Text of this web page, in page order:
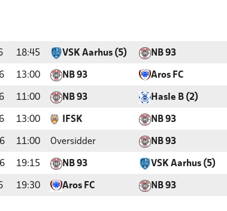
18:45 VSK Aarhus (5) NB 93
13:00 NB 93 Aros FC
11:00 NB 93 Hasle B (2)
13:00 IFSK NB 93
11:00 Oversidder NB 93
19:15 NB 93 VSK Aarhus (5)
19:30 Aros FC NB 93